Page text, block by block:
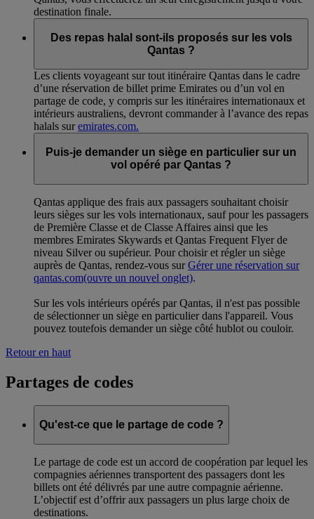
destination finale.
Des repas halal sont-ils proposés sur les vols
Qantas ?
Les clients voyageant sur tout itinéraire Qantas dans le cadre
d’une réservation de billet prime Emirates ou d’un vol en
partage de code, y compris sur les itinéraires internationaux et
intérieurs australiens, devront commander à l’avance des repas
halals suremirates.com.
Puis-je demander un siège en particulier sur un
vol opéré par Qantas ?
Qantas applique des frais aux passagers souhaitant choisir
leurs sièges sur les vols internationaux, sauf pour les passagers
de Première Classe et de Classe Affaires ainsi que les
membres Emirates Skywards et Qantas Frequent Flyer de
niveau Silver ou supérieur. Pour choisir et régler un siège
auprès de Qantas, rendez-vous surGérer une réservation sur
qantas.com(ouvre un nouvel onglet).
Sur les vols intérieurs opérés par Qantas, il n'est pas possible
de sélectionner un siège en particulier dans l'appareil. Vous
pouvez toutefois demander un siège côté hublot ou couloir.
Retour en haut
Partages de codes
Qu'est-ce que le partage de code ?
Le partage de code est un accord de coopération par lequel les
compagnies aériennes transportent des passagers dont les
billets ont été délivrés par une autre compagnie aérienne.
L’objectif est d’offrir aux passagers un plus large choix de
destinations.